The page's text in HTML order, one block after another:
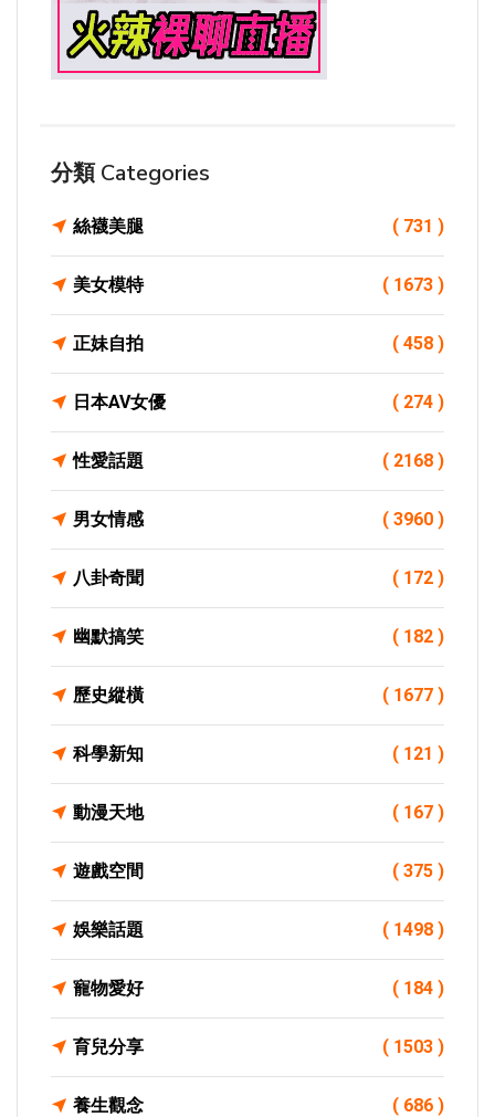
分類 Categories
絲襪美腿 ( 731 )
美女模特 ( 1673 )
正妹自拍 ( 458 )
日本AV女優 ( 274 )
性愛話題 ( 2168 )
男女情感 ( 3960 )
八卦奇聞 ( 172 )
幽默搞笑 ( 182 )
歷史縱橫 ( 1677 )
科學新知 ( 121 )
動漫天地 ( 167 )
遊戲空間 ( 375 )
娛樂話題 ( 1498 )
寵物愛好 ( 184 )
育兒分享 ( 1503 )
養生觀念 ( 686 )